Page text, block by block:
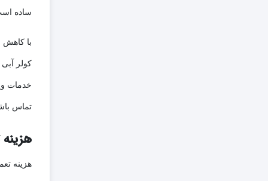
ساده
با کاهش
کولر
خدمات
تماس
هزینه